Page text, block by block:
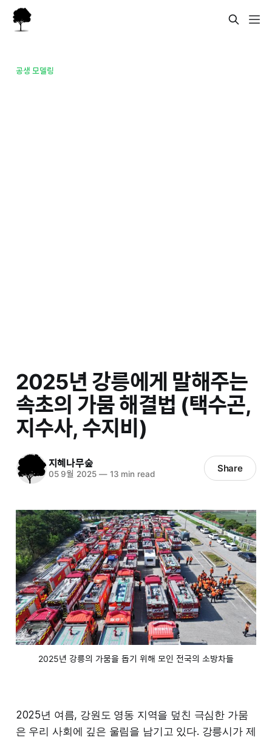
공생 모델링
2025년 강릉에게 말해주는
속초의 가뭄 해결법 (택수곤,
지수사, 수지비)
지혜나무숲
05 9월 2025 —13 min read Share
2025년 강릉의 가뭄을 돕기 위해 모인 전국의 소방차들
2025년 여름, 강원도 영동 지역을 덮친 극심한 가뭄
은 우리 사회에 깊은 울림을 남기고 있다. 강릉시가 제